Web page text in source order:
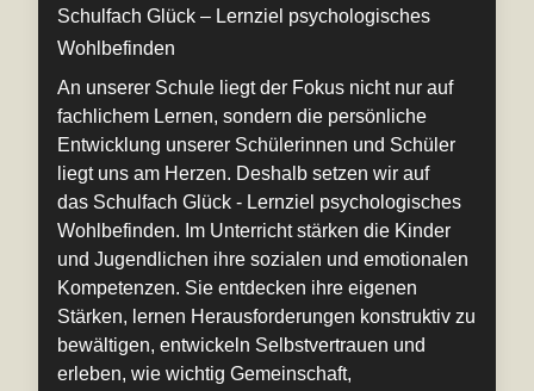
Schulfach Glück – Lernziel psychologisches
Wohlbefinden
An unserer Schule liegt der Fokus nicht nur auf
fachlichem Lernen, sondern die persönliche
Entwicklung unserer Schülerinnen und Schüler
liegt uns am Herzen. Deshalb setzen wir auf
das Schulfach Glück - Lernziel psychologisches
Wohlbefinden. Im Unterricht stärken die Kinder
und Jugendlichen ihre sozialen und emotionalen
Kompetenzen. Sie entdecken ihre eigenen
Stärken, lernen Herausforderungen konstruktiv zu
bewältigen, entwickeln Selbstvertrauen und
erleben, wie wichtig Gemeinschaft,